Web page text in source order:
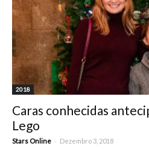
2018
Caras conhecidas
Lego
Stars Online - Dezembro 3, 2018